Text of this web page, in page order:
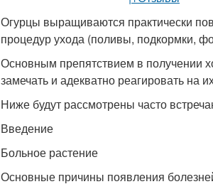
Огурцы выращиваются практически
процедур ухода (поливы, подкормки,
Основным препятствием в получении
замечать и адекватно реагировать на
Ниже будут рассмотрены часто
Введение
Больное растение
Основные причины появления